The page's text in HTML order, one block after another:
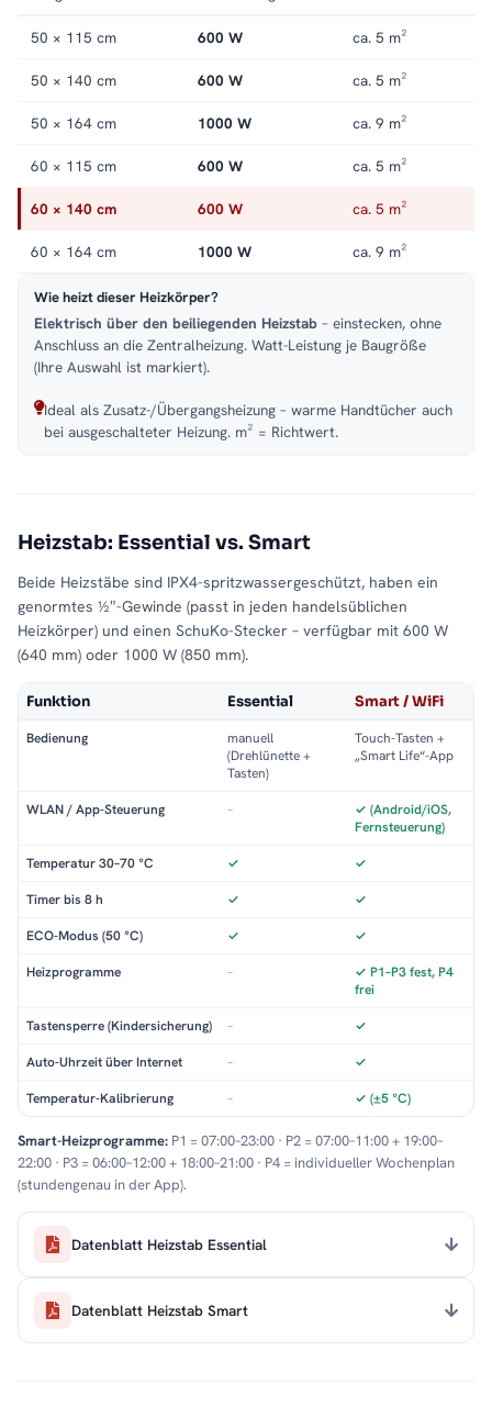
50 × 115 cm 600 W ca. 5 m²
50 × 140 cm 600 W ca. 5 m²
50 × 164 cm 1000 W ca. 9 m²
60 × 115 cm 600 W ca. 5 m²
60 × 140 cm 600 W ca. 5 m²
60 × 164 cm 1000 W ca. 9 m²
Wie heizt dieser Heizkörper?
Elektrisch über den beiliegenden Heizstab – einstecken, ohne
Anschluss an die Zentralheizung. Watt-Leistung je Baugröße
(Ihre Auswahl ist markiert).
Ideal als Zusatz-/Übergangsheizung – warme Handtücher auch
bei ausgeschalteter Heizung. m² = Richtwert.
Heizstab: Essential vs. Smart
Beide Heizstäbe sind IPX4-spritzwassergeschützt, haben ein
genormtes ½″-Gewinde (passt in jeden handelsüblichen
Heizkörper) und einen SchuKo-Stecker – verfügbar mit 600 W
(640 mm) oder 1000 W (850 mm).
Funktion Essential Smart / WiFi
Bedienung
manuell
(Drehlünette +
Tasten)
Touch-Tasten +
„Smart Life“-App
WLAN / App-Steuerung –
✓ (Android/iOS,
Fernsteuerung)
Temperatur 30–70 °C ✓ ✓
Timer bis 8 h ✓ ✓
ECO-Modus (50 °C) ✓ ✓
Heizprogramme –
✓ P1–P3 fest, P4
frei
Tastensperre (Kindersicherung) – ✓
Auto-Uhrzeit über Internet – ✓
Temperatur-Kalibrierung – ✓ (±5 °C)
Smart-Heizprogramme: P1 = 07:00–23:00 · P2 = 07:00–11:00 + 19:00–
22:00 · P3 = 06:00–12:00 + 18:00–21:00 · P4 = individueller Wochenplan
(stundengenau in der App).
Datenblatt Heizstab Essential
Datenblatt Heizstab Smart